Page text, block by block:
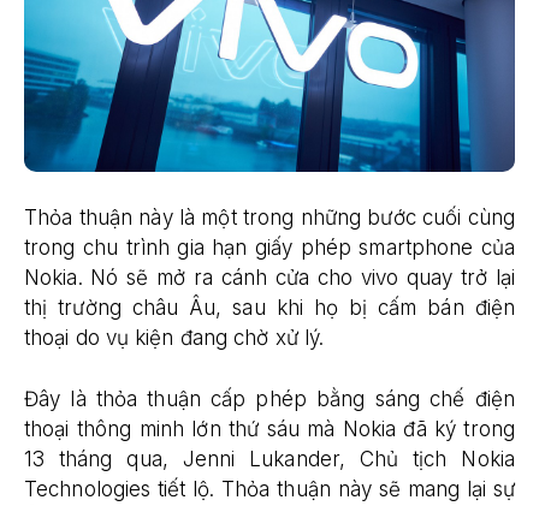
Thỏa thuận này là một trong những bước cuối cùng
trong chu trình gia hạn giấy phép smartphone của
Nokia. Nó sẽ mở ra cánh cửa cho vivo quay trở lại
thị trường châu Âu, sau khi họ bị cấm bán điện
thoại do vụ kiện đang chờ xử lý.
Đây là thỏa thuận cấp phép bằng sáng chế điện
thoại thông minh lớn thứ sáu mà Nokia đã ký trong
13 tháng qua, Jenni Lukander, Chủ tịch Nokia
Technologies tiết lộ. Thỏa thuận này sẽ mang lại sự